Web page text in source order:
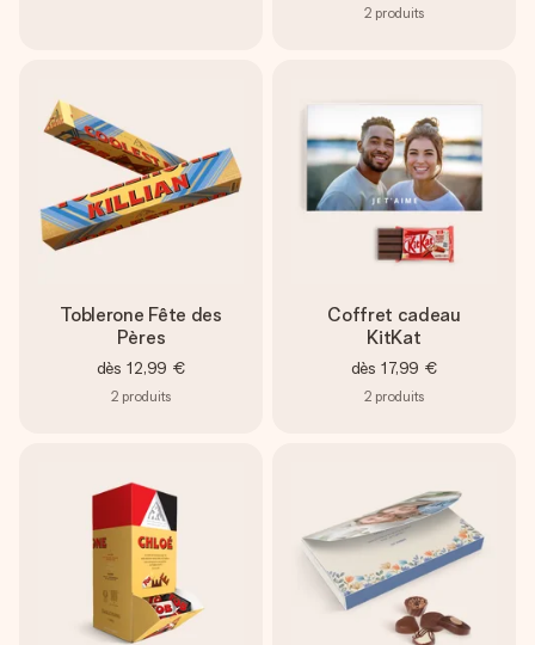
2 produits
Toblerone Fête des
Pères
dès 12,99 €
2 produits
Coffret cadeau
KitKat
dès 17,99 €
2 produits